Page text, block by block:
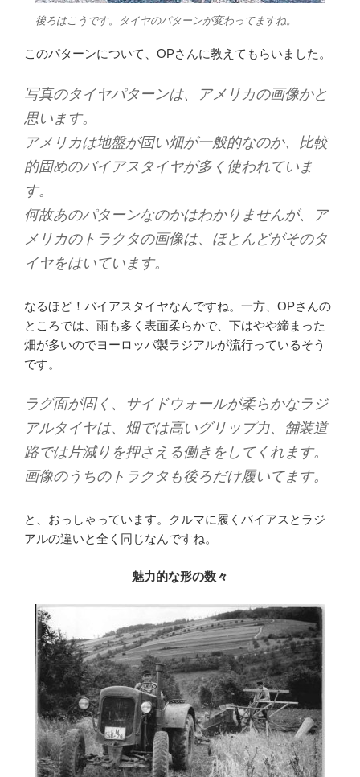
後ろはこうです。タイヤのパターンが変わってますね。
このパターンについて、OPさんに教えてもらいました。
写真のタイヤパターンは、アメリカの画像かと
思います。
アメリカは地盤が固い畑が一般的なのか、比較
的固めのバイアスタイヤが多く使われていま
す。
何故あのパターンなのかはわかりませんが、ア
メリカのトラクタの画像は、ほとんどがそのタ
イヤをはいています。
なるほど！バイアスタイヤなんですね。一方、OPさんの
ところでは、雨も多く表面柔らかで、下はやや締まった
畑が多いのでヨーロッパ製ラジアルが流行っているそう
です。
ラグ面が固く、サイドウォールが柔らかなラジ
アルタイヤは、畑では高いグリップ力、舗装道
路では片減りを押さえる働きをしてくれます。
画像のうちのトラクタも後ろだけ履いてます。
と、おっしゃっています。クルマに履くバイアスとラジ
アルの違いと全く同じなんですね。
魅力的な形の数々